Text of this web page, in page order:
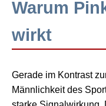
Warum
wirkt
Gerade im Kontrast
Männlichkeit des